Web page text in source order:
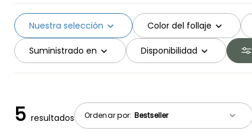
Color del follaje
Suministrado en
Nuestra selección
Disponibilidad
Ordenar por:
5 resultados